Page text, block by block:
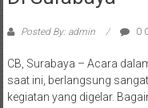
Posted By: admin 0
CB, Surabaya – Acara
saat ini, berlangsung
kegiatan yang digelar.